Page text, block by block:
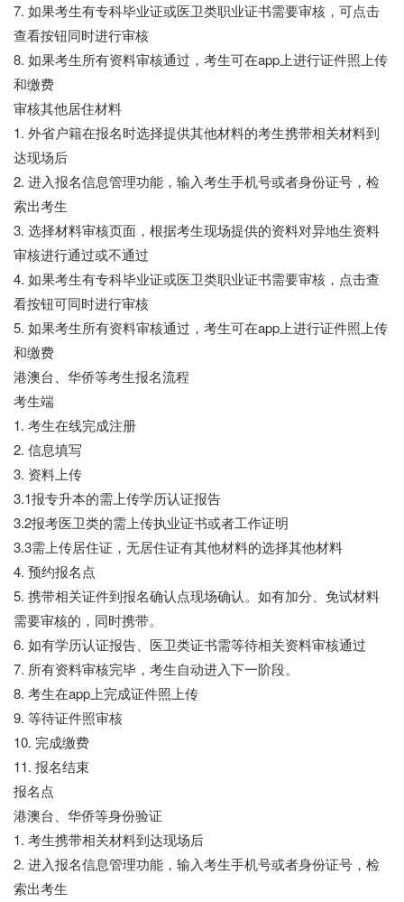
7. 如果考生有专科毕业证或医卫类职业证书需要审核，可点击
查看按钮同时进行审核
8. 如果考生所有资料审核通过，考生可在app上进行证件照上传
和缴费
审核其他居住材料
1. 外省户籍在报名时选择提供其他材料的考生携带相关材料到
达现场后
2. 进入报名信息管理功能，输入考生手机号或者身份证号，检
索出考生
3. 选择材料审核页面，根据考生现场提供的资料对异地生资料
审核进行通过或不通过
4. 如果考生有专科毕业证或医卫类职业证书需要审核，点击查
看按钮可同时进行审核
5. 如果考生所有资料审核通过，考生可在app上进行证件照上传
和缴费
港澳台、华侨等考生报名流程
考生端
1. 考生在线完成注册
2. 信息填写
3. 资料上传
3.1报专升本的需上传学历认证报告
3.2报考医卫类的需上传执业证书或者工作证明
3.3需上传居住证，无居住证有其他材料的选择其他材料
4. 预约报名点
5. 携带相关证件到报名确认点现场确认。如有加分、免试材料
需要审核的，同时携带。
6. 如有学历认证报告、医卫类证书需等待相关资料审核通过
7. 所有资料审核完毕，考生自动进入下一阶段。
8. 考生在app上完成证件照上传
9. 等待证件照审核
10. 完成缴费
11. 报名结束
报名点
港澳台、华侨等身份验证
1. 考生携带相关材料到达现场后
2. 进入报名信息管理功能，输入考生手机号或者身份证号，检
索出考生